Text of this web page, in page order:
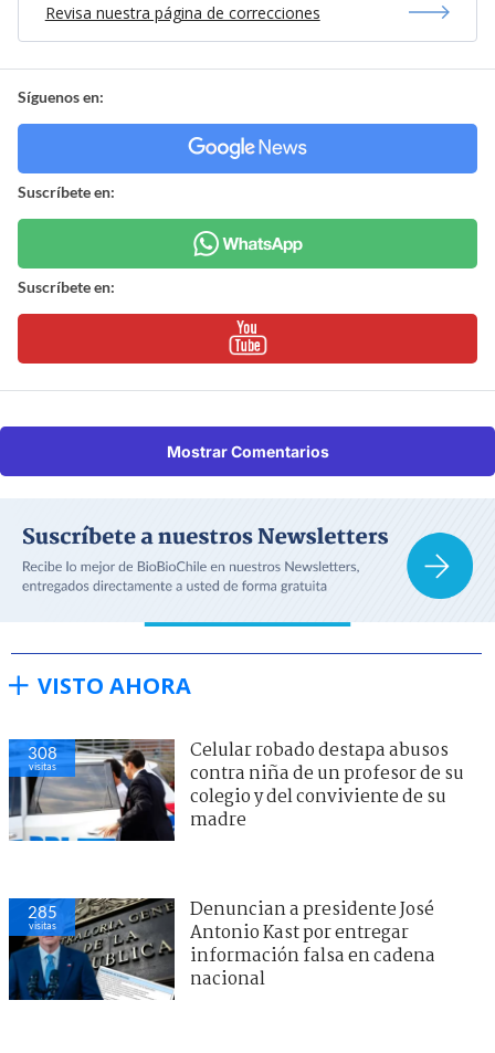
Revisa nuestra página de correcciones
Síguenos en:
Suscríbete en:
Suscríbete en:
Mostrar Comentarios
VISTO AHORA
308
visitas
Celular robado destapa abusos
contra niña de un profesor de su
colegio y del conviviente de su
madre
285
visitas
Denuncian a presidente José
Antonio Kast por entregar
información falsa en cadena
nacional